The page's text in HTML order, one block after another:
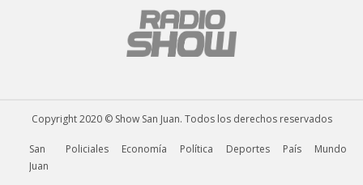
Copyright 2020 © Show San Juan. Todos los derechos reservados
San
Juan
Policiales Economía Política Deportes País Mundo